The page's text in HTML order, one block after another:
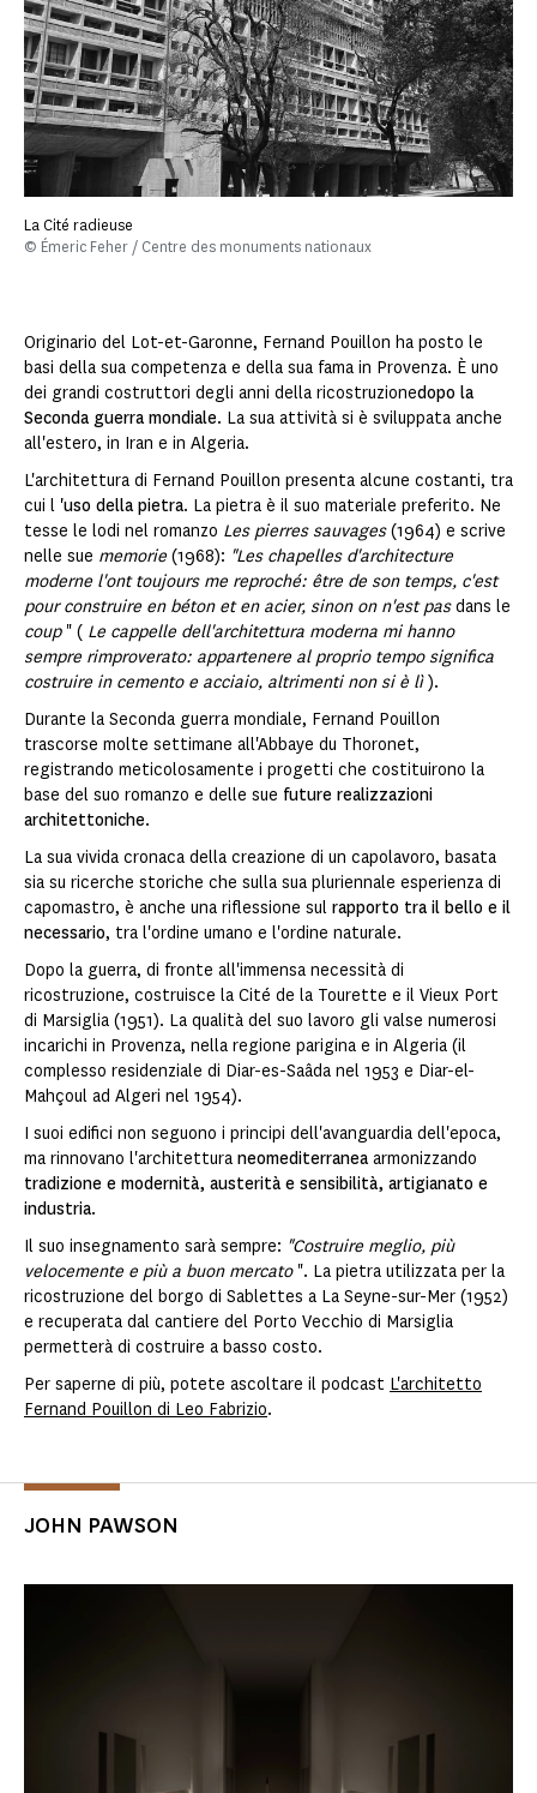
La Cité radieuse
© Émeric Feher / Centre des monuments nationaux
Originario del Lot-et-Garonne, Fernand Pouillon ha posto le
basi della sua competenza e della sua fama in Provenza. È uno
dei grandi costruttori degli anni della ricostruzionedopo la
Seconda guerra mondiale. La sua attività si è sviluppata anche
all'estero, in Iran e in Algeria.
L'architettura di Fernand Pouillon presenta alcune costanti, tra
cui l 'uso della pietra. La pietra è il suo materiale preferito. Ne
tesse le lodi nel romanzo Les pierres sauvages(1964) e scrive
nelle sue memorie (1968): "Les chapelles d'architecture
moderne l'ont toujours me reproché: être de son temps, c'est
pour construire en béton et en acier, sinon on n'est pasdans le
coup" ( Le cappelle dell'architettura moderna mi hanno
sempre rimproverato: appartenere al proprio tempo significa
costruire in cemento e acciaio, altrimenti non si è lì).
Durante la Seconda guerra mondiale, Fernand Pouillon
trascorse molte settimane all'Abbaye du Thoronet,
registrando meticolosamente i progetti che costituirono la
base del suo romanzo e delle sue future realizzazioni
architettoniche.
La sua vivida cronaca della creazione di un capolavoro, basata
sia su ricerche storiche che sulla sua pluriennale esperienza di
capomastro, è anche una riflessione sul rapporto tra il bello e il
necessario, tra l'ordine umano e l'ordine naturale.
Dopo la guerra, di fronte all'immensa necessità di
ricostruzione, costruisce la Cité de la Tourette e il Vieux Port
di Marsiglia (1951). La qualità del suo lavoro gli valse numerosi
incarichi in Provenza, nella regione parigina e in Algeria (il
complesso residenziale di Diar-es-Saâda nel 1953 e Diar-el-
Mahçoul ad Algeri nel 1954).
I suoi edifici non seguono i principi dell'avanguardia dell'epoca,
ma rinnovano l'architettura neomediterranea armonizzando
tradizione e modernità, austerità e sensibilità, artigianato e
industria.
Il suo insegnamento sarà sempre: "Costruire meglio, più
velocemente e più a buon mercato". La pietra utilizzata per la
ricostruzione del borgo di Sablettes a La Seyne-sur-Mer (1952)
e recuperata dal cantiere del Porto Vecchio di Marsiglia
permetterà di costruire a basso costo.
Per saperne di più, potete ascoltare il podcast L'architetto
Fernand Pouillon di Leo Fabrizio.
JOHN PAWSON